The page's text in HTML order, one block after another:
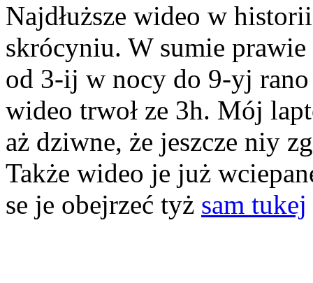
Najdłuższe wideo w
skrócyniu. W sumie prawie
od 3-ij w nocy do 9-yj
wideo trwoł ze 3h. Mój
aż dziwne, że jeszcze niy
Także wideo je już
se je obejrzeć tyż sam tukej